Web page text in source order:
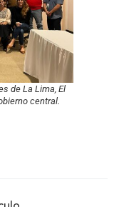
de La Lima, El
central.